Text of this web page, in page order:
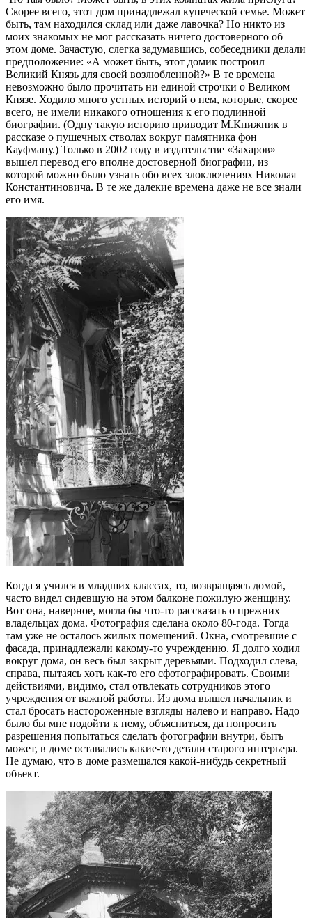
Скорее всего, этот дом принадлежал купеческой семье. Может
быть, там находился склад или даже лавочка? Но никто из
моих знакомых не мог рассказать ничего достоверного об
этом доме. Зачастую, слегка задумавшись, собеседники делали
предположение: «А может быть, этот домик построил
Великий Князь для своей возлюбленной?» В те времена
невозможно было прочитать ни единой строчки о Великом
Князе. Ходило много устных историй о нем, которые, скорее
всего, не имели никакого отношения к его подлинной
биографии. (Одну такую историю приводит М.Книжник в
рассказе о пушечных стволах вокруг памятника фон
Кауфману.) Только в 2002 году в издательстве «Захаров»
вышел перевод его вполне достоверной биографии, из
которой можно было узнать обо всех злоключениях Николая
Константиновича. В те же далекие времена даже не все знали
его имя.
Когда я учился в младших классах, то, возвращаясь домой,
часто видел сидевшую на этом балконе пожилую женщину.
Вот она, наверное, могла бы что-то рассказать о прежних
владельцах дома. Фотография сделана около 80-года. Тогда
там уже не осталось жилых помещений. Окна, смотревшие с
фасада, принадлежали какому-то учреждению. Я долго ходил
вокруг дома, он весь был закрыт деревьями. Подходил слева,
справа, пытаясь хоть как-то его сфотографировать. Своими
действиями, видимо, стал отвлекать сотрудников этого
учреждения от важной работы. Из дома вышел начальник и
стал бросать настороженные взгляды налево и направо. Надо
было бы мне подойти к нему, объясниться, да попросить
разрешения попытаться сделать фотографии внутри, быть
может, в доме оставались какие-то детали старого интерьера.
Не думаю, что в доме размещался какой-нибудь секретный
объект.